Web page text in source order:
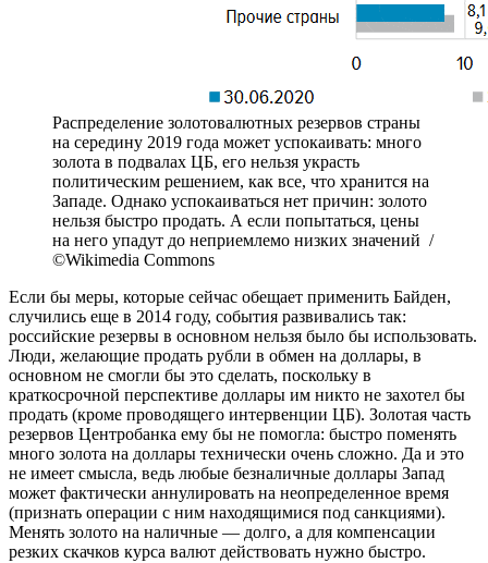
Распределение золотовалютных резервов страны
на середину 2019 года может успокаивать: много
золота в подвалах ЦБ, его нельзя украсть
политическим решением, как все, что хранится на
Западе. Однако успокаиваться нет причин: золото
нельзя быстро продать. А если попытаться, цены
на него упадут до неприемлемо низких значений /
©Wikimedia Commons
Если бы меры, которые сейчас обещает применить Байден,
случились еще в 2014 году, события развивались так:
российские резервы в основном нельзя было бы использовать.
Люди, желающие продать рубли в обмен на доллары, в
основном не смогли бы это сделать, поскольку в
краткосрочной перспективе доллары им никто не захотел бы
продать (кроме проводящего интервенции ЦБ). Золотая часть
резервов Центробанка ему бы не помогла: быстро поменять
много золота на доллары технически очень сложно. Да и это
не имеет смысла, ведь любые безналичные доллары Запад
может фактически аннулировать на неопределенное время
(признать операции с ним находящимися под санкциями).
Менять золото на наличные — долго, а для компенсации
резких скачков курса валют действовать нужно быстро.